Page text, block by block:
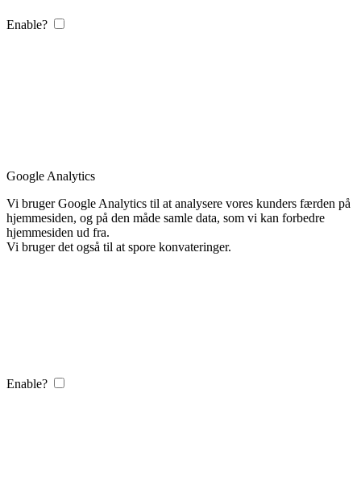
Enable?
Google Analytics
Vi bruger Google Analytics til at analysere vores kunders færden på
hjemmesiden, og på den måde samle data, som vi kan forbedre
hjemmesiden ud fra.
Vi bruger det også til at spore konvateringer.
Enable?